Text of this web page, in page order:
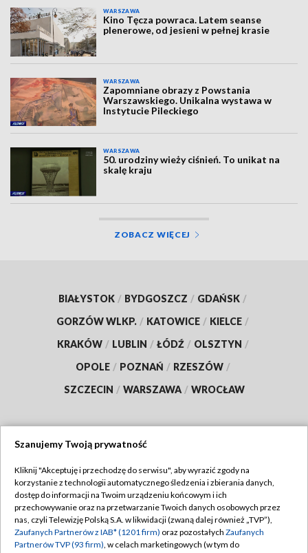
WARSZAWA
Kino Tęcza powraca. Latem seanse
plenerowe, od jesieni w pełnej krasie
WARSZAWA
Zapomniane obrazy z Powstania
Warszawskiego. Unikalna wystawa w
Instytucie Pileckiego
WARSZAWA
50. urodziny wieży ciśnień. To unikat na
skalę kraju
ZOBACZ WIĘCEJ
BIAŁYSTOK / BYDGOSZCZ / GDAŃSK /
GORZÓW WLKP. / KATOWICE / KIELCE /
KRAKÓW / LUBLIN / ŁÓDŹ / OLSZTYN /
OPOLE / POZNAŃ / RZESZÓW /
SZCZECIN / WARSZAWA / WROCŁAW
TVP
Abonament TVP
Emisja w TVP
Regulamin TVP
Polityka prywatności
Szanujemy Twoją prywatność
Kliknij "Akceptuję i przechodzę do serwisu", aby wyrazić zgody na
korzystanie z technologii automatycznego śledzenia i zbierania danych,
dostęp do informacji na Twoim urządzeniu końcowym i ich
przechowywanie oraz na przetwarzanie Twoich danych osobowych przez
nas, czyli Telewizję Polską S.A. w likwidacji (zwaną dalej również „TVP”),
Zaufanych Partnerów z IAB* (1201 firm) oraz pozostałych Zaufanych
Partnerów TVP (93 firm), w celach marketingowych (w tym do